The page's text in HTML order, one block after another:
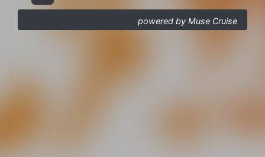
powered by Muse Cruise